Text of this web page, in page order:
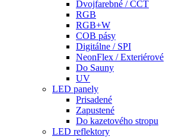
Dvojfarebné / CCT
RGB
RGB+W
COB pásy
Digitálne / SPI
NeonFlex / Exteriérové
Do Sauny
UV
LED panely
Prisadené
Zapustené
Do kazetového stropu
LED reflektory